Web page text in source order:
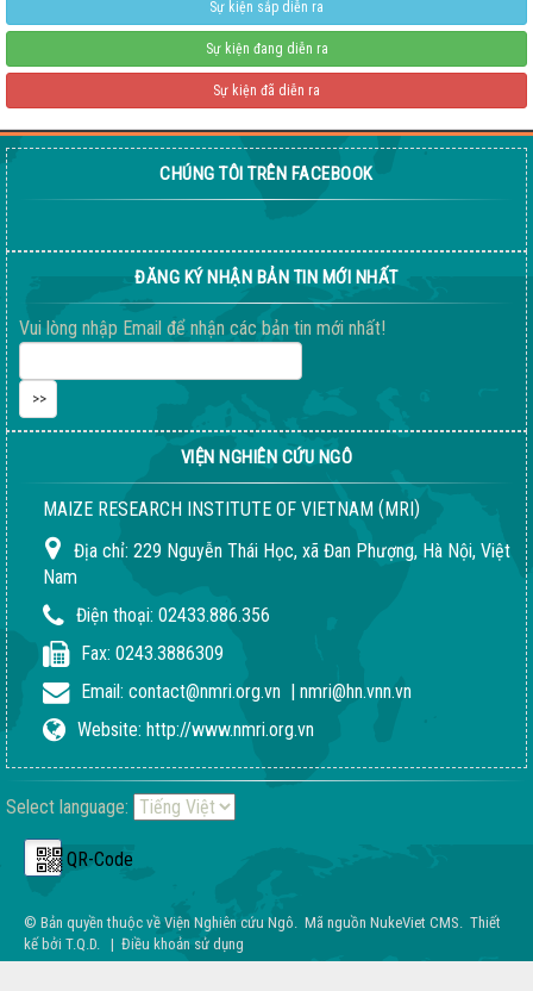
Giống ngô ngọt 198
04-08-2026 06:14:37 PM
Quy trình giống LVN152
Sự kiện sắp diễn ra
Sự kiện đang diễn ra
Sự kiện đã diễn ra
CHÚNG TÔI TRÊN FACEBOOK
ĐĂNG KÝ NHẬN BẢN TIN MỚI NHẤT
Vui lòng nhập Email để nhận các bản tin mới nhất!
VIỆN NGHIÊN CỨU NGÔ
MAIZE RESEARCH INSTITUTE OF VIETNAM (MRI)
Địa chỉ: 229 Nguyễn Thái Học, xã Đan Phượng, Hà Nội, Việt
Nam
Điện thoại: 02433.886.356
Fax: 0243.3886309
Email: contact@nmri.org.vn
nmri@hn.vnn.vn
Website: http://www.nmri.org.vn
Select language:
QR-Code
© Bản quyền thuộc về Viện Nghiên cứu Ngô. Mã nguồn NukeViet CMS. Thiết
kế bởi T.Q.D. | Điều khoản sử dụng